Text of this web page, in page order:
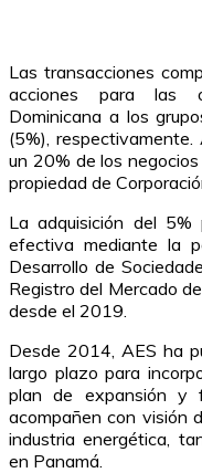
Las transacciones
acciones para las
Dominicana a los
(5%),
un 20% de los
propiedad de
La adquisición del
efectiva mediante la
Desarrollo de
Registro del Mercado
desde el 2019.
Desde 2014, AES ha
largo plazo para
plan de expansión y
acompañen con visión
industria energética,
en Panamá.